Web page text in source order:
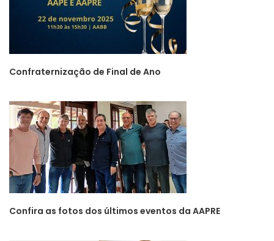
Confraternização de Final de Ano
Confira as fotos dos últimos eventos da AAPRE